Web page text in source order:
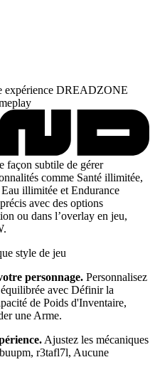
expérience DREADZONE
façon subtile de gérer
comme Santé illimitée,
illimitée et Endurance
avec des options
ou dans l’overlay en jeu,
style de jeu
personnage. Personnalisez
avec Définir la
de Poids d'Inventaire,
une Arme.
Ajustez les mécaniques
r3tafl7l, Aucune